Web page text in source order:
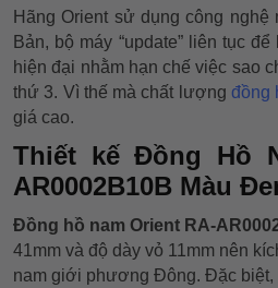
Hãng Orient sử dụng công
Bản, bộ máy “update” liên tục
hiện đại nhằm hạn chế việc sao
thứ 3. Vì thế mà chất lượng đồng
giá cao.
Thiết kế Đồng Hồ
AR0002B10B Màu
Đồng hồ nam Orient RA-
41mm và độ dày vỏ 11mm nên
nam giới phương Đông. Đặc biệt,